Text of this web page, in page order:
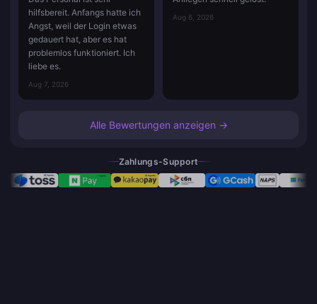
hilfsbereit. Anfangs hatte ich
Angst, weil der Login etwas
gedauert hat, aber es hat
problemlos funktioniert. Ich
liebe es.
Aug 7, 2026
Aug 6, 2026
Alle Bewertungen anzeigen →
Zahlungs-Support